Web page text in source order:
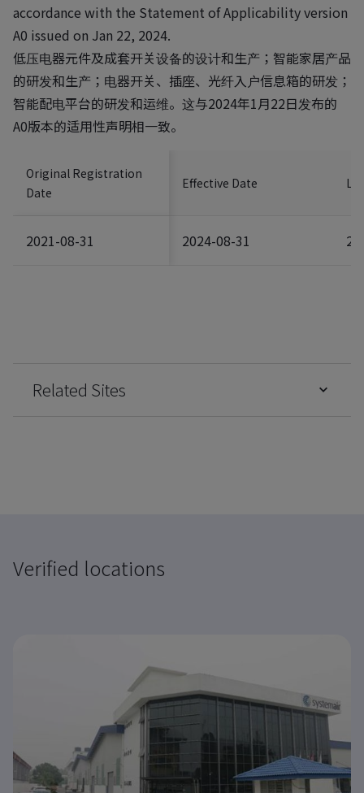
accordance with the Statement of Applicability version
A0 issued on Jan 22, 2024.
低压电器元件及成套开关设备的设计和生产；智能家居产品
的研发和生产；电器开关、插座、光纤入户信息箱的研发；
智能配电平台的研发和运维。这与2024年1月22日发布的
A0版本的适用性声明相一致。
Original Registration
Date
Effective Date
2021-08-31 2024-08-31
Related Sites
Verified locations